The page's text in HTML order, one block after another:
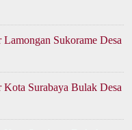
Sukorame Desa
Surabaya Bulak Desa